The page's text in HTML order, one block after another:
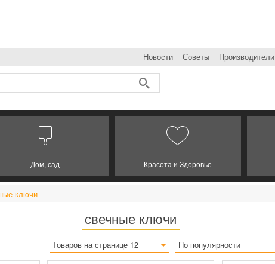
Новости Советы Производители
Дом, сад Красота и Здоровье
ключи
свечные ключи
Товаров на странице 12 По популярности